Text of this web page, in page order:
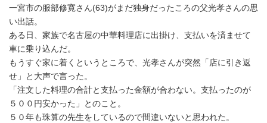
:
一宮市の服部修寛さん(63)がまだ独身だったころの父光孝さんの思
い出話。
ある日、家族で名古屋の中華料理店に出掛け、支払いを済ませて
車に乗り込んだ。
もうすぐ家に着くというところで、光孝さんが突然「店に引き返
せ」と大声で言った。
「注文した料理の合計と支払った金額が合わない。支払ったのが
５００円安かった」とのこと。
５０年も珠算の先生をしているので間違いないと思われた。